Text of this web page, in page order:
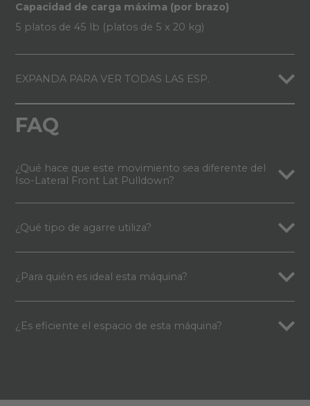
Capacidad de carga máxima (por brazo)
5 platos de 45 lb (platos de 5 x 20 kg)
EXPANDA PARA VER TODAS LAS ESP.
FAQ
¿Qué hace que este movimiento sea diferente del
Iso-Lateral Front Lat Pulldown?
¿Qué tipo de agarre utiliza?
¿Para quién es ideal esta máquina?
¿Es eficiente el espacio de esta máquina?